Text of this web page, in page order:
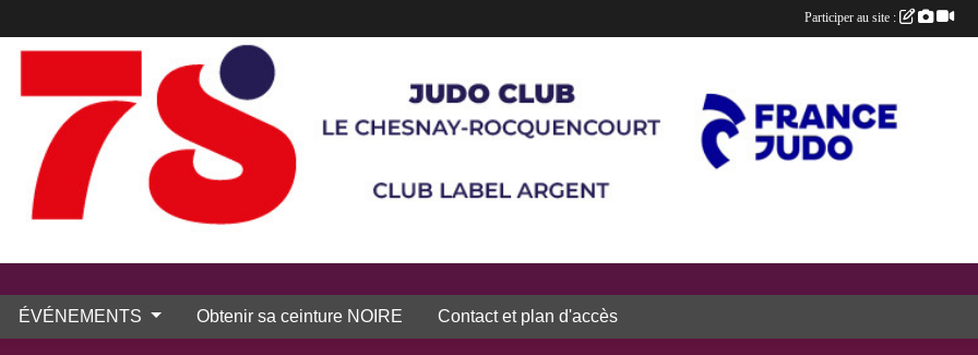
ÉVÉNEMENTS Obtenir sa ceinture NOIRE Contact et plan d'accès
Participer au site :